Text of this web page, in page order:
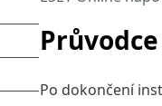
Po dokončení